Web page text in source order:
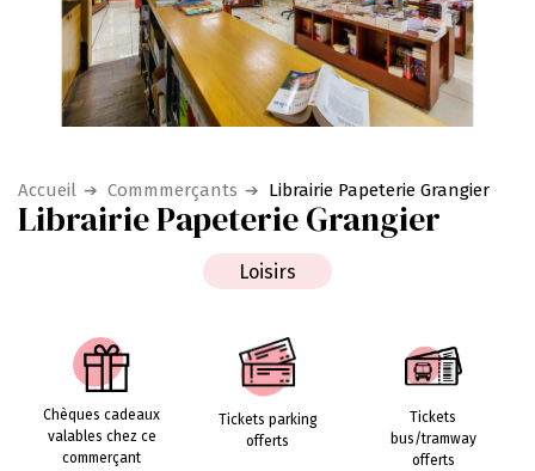
Accueil Commmerçants Librairie Papeterie Grangier
Librairie Papeterie Grangier
Loisirs
Chèques cadeaux
valables chez ce
commerçant
Tickets parking
offerts
Tickets
bus/tramway
offerts